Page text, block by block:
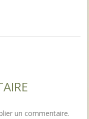
un commentaire.